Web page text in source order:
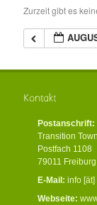
Zurzeit gibt es
Postanschrift:
Transition
Postfach 1108
79011 Freiburg
E-Mail: info [ät]
Webseite: